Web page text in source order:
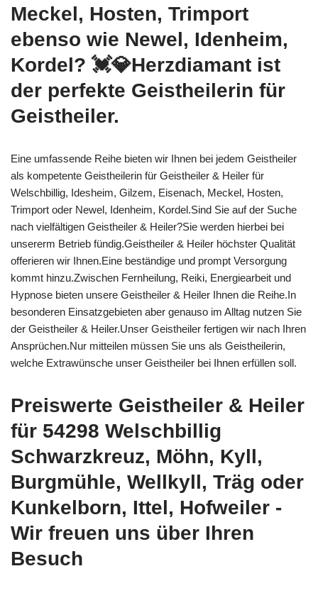
Meckel, Hosten, Trimport
ebenso wie Newel, Idenheim,
Kordel? 💓️💎Herzdiamant ist
der perfekte Geistheilerin für
Geistheiler.
Eine umfassende Reihe bieten wir Ihnen bei jedem Geistheiler
als kompetente Geistheilerin für Geistheiler & Heiler für
Welschbillig, Idesheim, Gilzem, Eisenach, Meckel, Hosten,
Trimport oder Newel, Idenheim, Kordel.Sind Sie auf der Suche
nach vielfältigen Geistheiler & Heiler?Sie werden hierbei bei
unsererm Betrieb fündig.Geistheiler & Heiler höchster Qualität
offerieren wir Ihnen.Eine beständige und prompt Versorgung
kommt hinzu.Zwischen Fernheilung, Reiki, Energiearbeit und
Hypnose bieten unsere Geistheiler & Heiler Ihnen die Reihe.In
besonderen Einsatzgebieten aber genauso im Alltag nutzen Sie
der Geistheiler & Heiler.Unser Geistheiler fertigen wir nach Ihren
Ansprüchen.Nur mitteilen müssen Sie uns als Geistheilerin,
welche Extrawünsche unser Geistheiler bei Ihnen erfüllen soll.
Preiswerte Geistheiler & Heiler
für 54298 Welschbillig
Schwarzkreuz, Möhn, Kyll,
Burgmühle, Wellkyll, Träg oder
Kunkelborn, Ittel, Hofweiler -
Wir freuen uns über Ihren
Besuch